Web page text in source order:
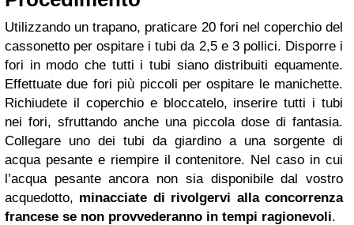
Utilizzando un trapano, praticare 20 fori nel coperchio del
cassonetto per ospitare i tubi da 2,5 e 3 pollici. Disporre i
fori in modo che tutti i tubi siano distribuiti equamente.
Effettuate due fori più piccoli per ospitare le manichette.
Richiudete il coperchio e bloccatelo, inserire tutti i tubi
nei fori, sfruttando anche una piccola dose di fantasia.
Collegare uno dei tubi da giardino a una sorgente di
acqua pesante e riempire il contenitore. Nel caso in cui
l’acqua pesante ancora non sia disponibile dal vostro
acquedotto, minacciate di rivolgervi alla concorrenza
francese se non provvederanno in tempi ragionevoli.